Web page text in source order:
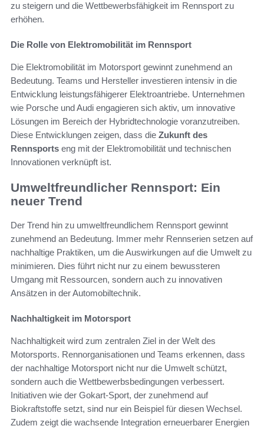
zu steigern und die Wettbewerbsfähigkeit im Rennsport zu
erhöhen.
Die Rolle von Elektromobilität im Rennsport
Die Elektromobilität im Motorsport gewinnt zunehmend an
Bedeutung. Teams und Hersteller investieren intensiv in die
Entwicklung leistungsfähigerer Elektroantriebe. Unternehmen
wie Porsche und Audi engagieren sich aktiv, um innovative
Lösungen im Bereich der Hybridtechnologie voranzutreiben.
Diese Entwicklungen zeigen, dass die Zukunft des
Rennsports eng mit der Elektromobilität und technischen
Innovationen verknüpft ist.
Umweltfreundlicher Rennsport: Ein
neuer Trend
Der Trend hin zu umweltfreundlichem Rennsport gewinnt
zunehmend an Bedeutung. Immer mehr Rennserien setzen auf
nachhaltige Praktiken, um die Auswirkungen auf die Umwelt zu
minimieren. Dies führt nicht nur zu einem bewussteren
Umgang mit Ressourcen, sondern auch zu innovativen
Ansätzen in der Automobiltechnik.
Nachhaltigkeit im Motorsport
Nachhaltigkeit wird zum zentralen Ziel in der Welt des
Motorsports. Rennorganisationen und Teams erkennen, dass
der nachhaltige Motorsport nicht nur die Umwelt schützt,
sondern auch die Wettbewerbsbedingungen verbessert.
Initiativen wie der Gokart-Sport, der zunehmend auf
Biokraftstoffe setzt, sind nur ein Beispiel für diesen Wechsel.
Zudem zeigt die wachsende Integration erneuerbarer Energien